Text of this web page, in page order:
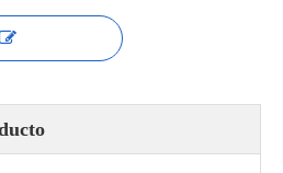
Diseño de patrón corto de válvula de bola con camisa tipo wafer